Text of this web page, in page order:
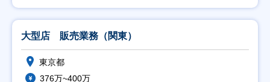
大型店 販売業務（関東）
東京都
376万~400万